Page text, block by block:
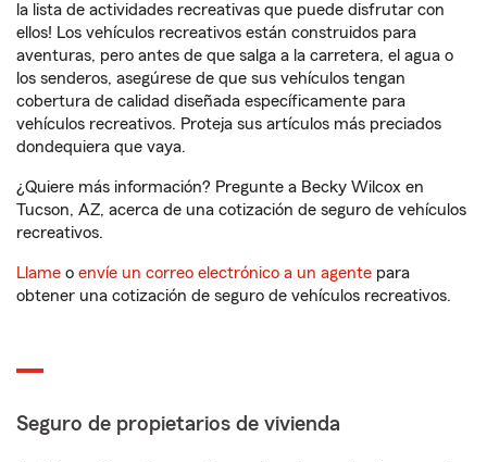
la lista de actividades recreativas que puede disfrutar con
ellos! Los vehículos recreativos están construidos para
aventuras, pero antes de que salga a la carretera, el agua o
los senderos, asegúrese de que sus vehículos tengan
cobertura de calidad diseñada específicamente para
vehículos recreativos. Proteja sus artículos más preciados
dondequiera que vaya.
¿Quiere más información? Pregunte a Becky Wilcox en
Tucson, AZ, acerca de una cotización de seguro de vehículos
recreativos.
Llame o envíe un correo electrónico a un agente para
obtener una cotización de seguro de vehículos recreativos.
Seguro de propietarios de vivienda